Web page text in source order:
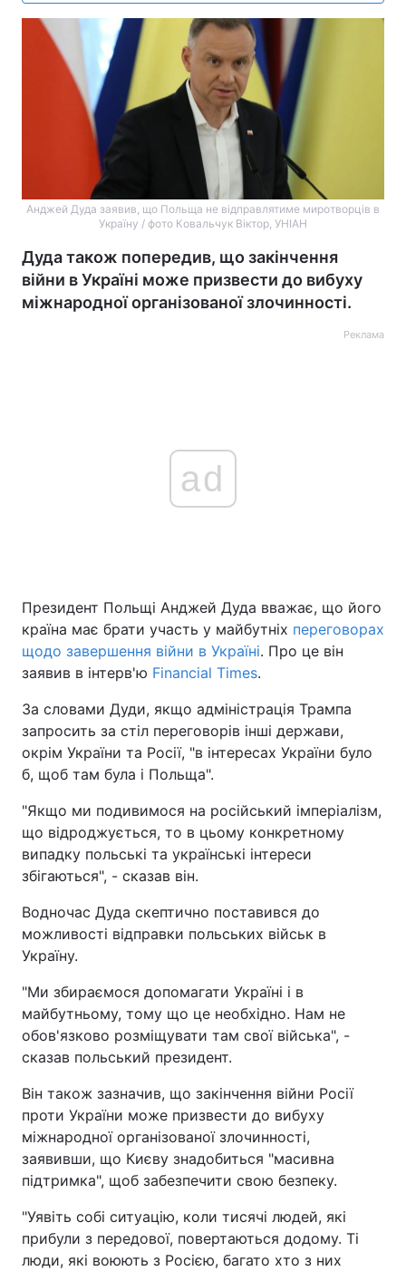
Анджей Дуда заявив, що Польща не відправлятиме миротворців в
Україну / фото Ковальчук Віктор, УНІАН
Дуда також попередив, що закінчення
війни в Україні може призвести до вибуху
міжнародної організованої злочинності.
Реклама
ad
Президент Польщі Анджей Дуда вважає, що його
країна має брати участь у майбутніх переговорах
щодо завершення війни в Україні. Про це він
заявив в інтерв'ю Financial Times.
За словами Дуди, якщо адміністрація Трампа
запросить за стіл переговорів інші держави,
окрім України та Росії, "в інтересах України було
б, щоб там була і Польща".
"Якщо ми подивимося на російський імперіалізм,
що відроджується, то в цьому конкретному
випадку польські та українські інтереси
збігаються", - сказав він.
Водночас Дуда скептично поставився до
можливості відправки польських військ в
Україну.
"Ми збираємося допомагати Україні і в
майбутньому, тому що це необхідно. Нам не
обов'язково розміщувати там свої війська", -
сказав польський президент.
Він також зазначив, що закінчення війни Росії
проти України може призвести до вибуху
міжнародної організованої злочинності,
заявивши, що Києву знадобиться "масивна
підтримка", щоб забезпечити свою безпеку.
"Уявіть собі ситуацію, коли тисячі людей, які
прибули з передової, повертаються додому. Ті
люди, які воюють з Росією, багато хто з них